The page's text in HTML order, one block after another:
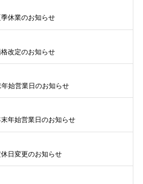
休業のお知らせ
改定のお知らせ
始営業日のお知らせ
年始営業日のお知らせ
日変更のお知らせ